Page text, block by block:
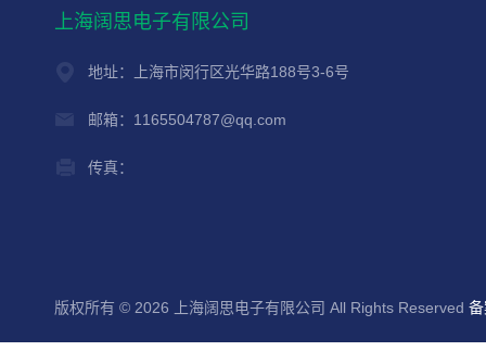
上海阔思电子有限公司
地址：上海市闵行区光华路188号3-6号
邮箱：1165504787@qq.com
传真：
版权所有 © 2026 上海阔思电子有限公司 All Rights Reserved